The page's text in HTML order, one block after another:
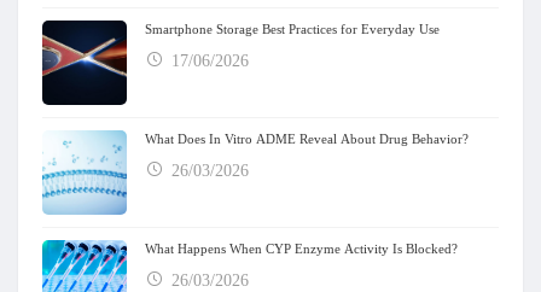
Smartphone Storage Best Practices for Everyday Use
17/06/2026
What Does In Vitro ADME Reveal About Drug Behavior?
26/03/2026
What Happens When CYP Enzyme Activity Is Blocked?
26/03/2026